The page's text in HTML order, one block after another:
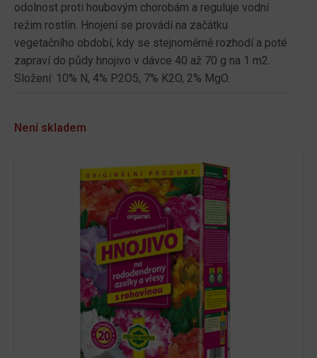
odolnost proti houbovým chorobám a reguluje vodní
režim rostlin. Hnojení se provádí na začátku
vegetačního období, kdy se stejnoměrně rozhodí a poté
zapraví do půdy hnojivo v dávce 40 až 70 g na 1 m2.
Složení: 10% N, 4% P2O5, 7% K2O, 2% MgO.
Není skladem